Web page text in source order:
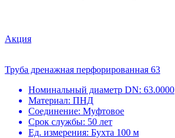
Акция
Труба дренажная перфорированная 63
Номинальный диаметр DN: 63.0000
Материал: ПНД
Соединение: Муфтовое
Срок службы: 50 лет
Ед. измерения: Бухта 100 м